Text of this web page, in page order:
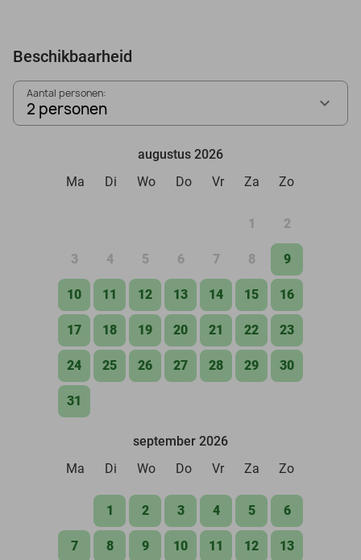
Beschikbaarheid
Aantal personen:
2 personen
augustus 2026
Ma
Di Wo Do Vr Za Zo
1 2
3 4 5 6 7 8 9
10 11 12 13 14 15 16
17 18 19 20 21 22 23
24 25 26 27 28 29 30
31
september 2026
Ma
Di Wo Do Vr Za Zo
1 2 3 4 5 6
7 8 9 10 11 12 13